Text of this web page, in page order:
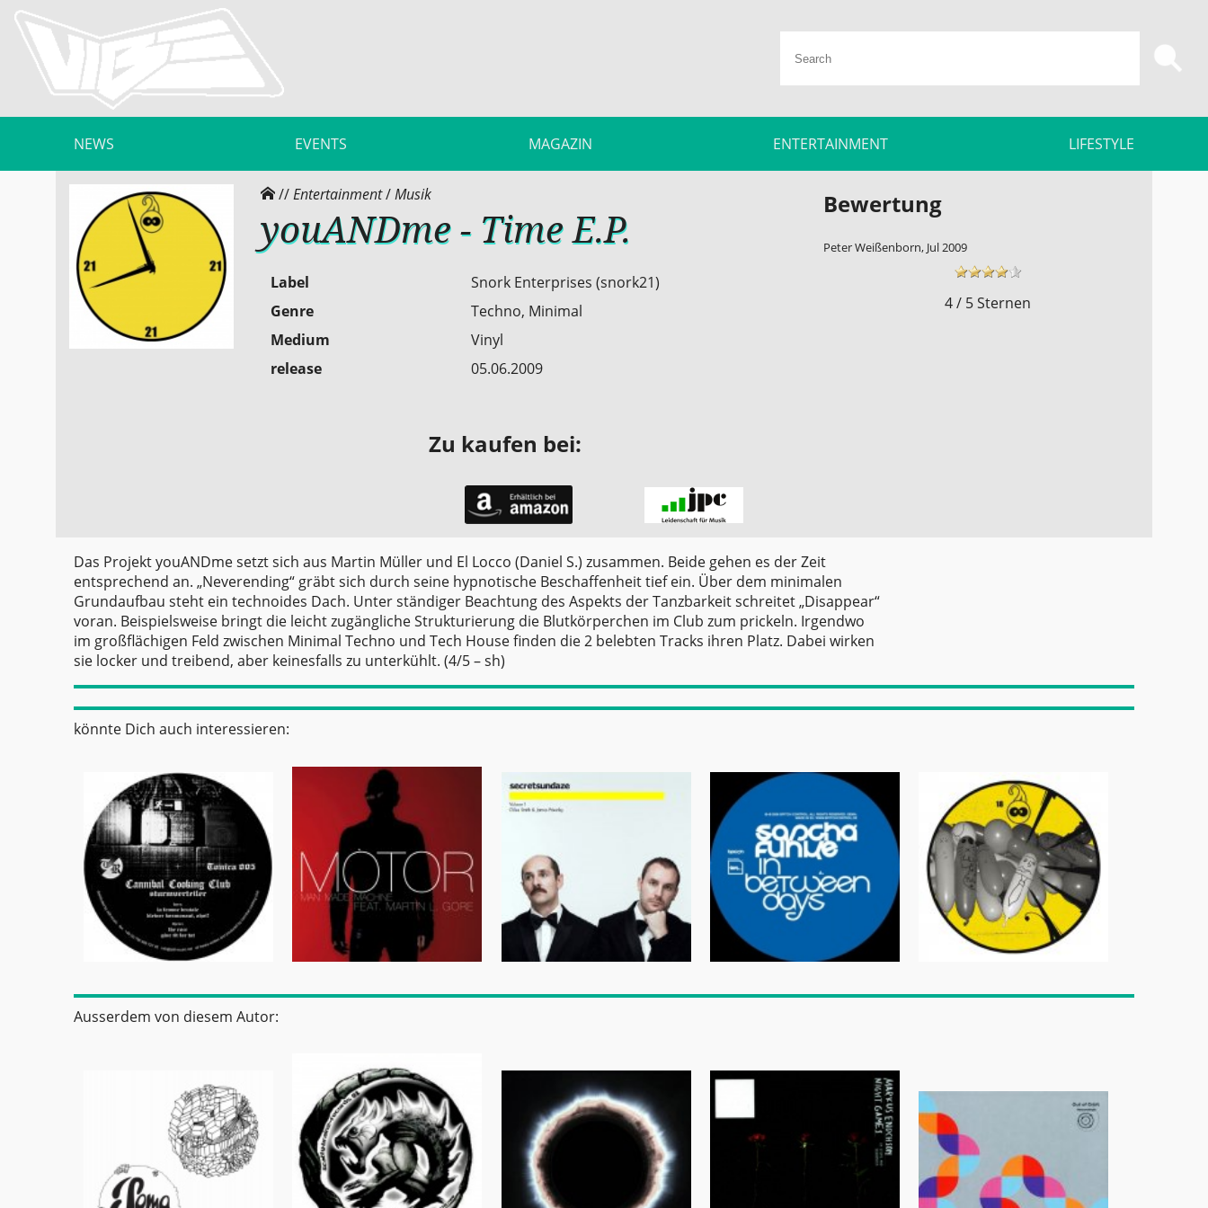
NEWS EVENTS MAGAZIN ENTERTAINMENT LIFESTYLE
//Entertainment/Musik
youANDme - Time E.P.
Label
Snork Enterprises (snork21)
Genre
Techno, Minimal
Medium
Vinyl
release
05.06.2009
Bewertung
Peter Weißenborn, Jul 2009
4 / 5 Sternen
Zu kaufen bei:
Das Projekt youANDme setzt sich aus Martin Müller und El Locco (Daniel S.) zusammen. Beide gehen es der Zeit
entsprechend an. „Neverending“ gräbt sich durch seine hypnotische Beschaffenheit tief ein. Über dem minimalen
Grundaufbau steht ein technoides Dach. Unter ständiger Beachtung des Aspekts der Tanzbarkeit schreitet „Disappear“
voran. Beispielsweise bringt die leicht zugängliche Strukturierung die Blutkörperchen im Club zum prickeln. Irgendwo
im großflächigen Feld zwischen Minimal Techno und Tech House finden die 2 belebten Tracks ihren Platz. Dabei wirken
sie locker und treibend, aber keinesfalls zu unterkühlt. (4/5 – sh)
könnte Dich auch interessieren:
Ausserdem von diesem Autor: